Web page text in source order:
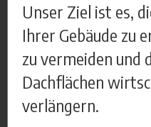
Unser Ziel ist es,
Ihrer Gebäude zu
zu vermeiden und
Dachflächen
verlängern.